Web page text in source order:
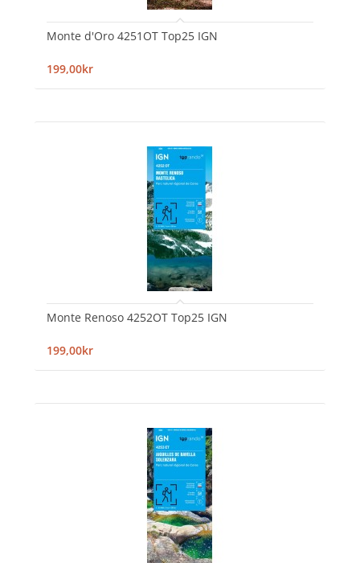
Monte d'Oro 4251OT Top25 IGN
199,00kr
Monte Renoso 4252OT Top25 IGN
199,00kr